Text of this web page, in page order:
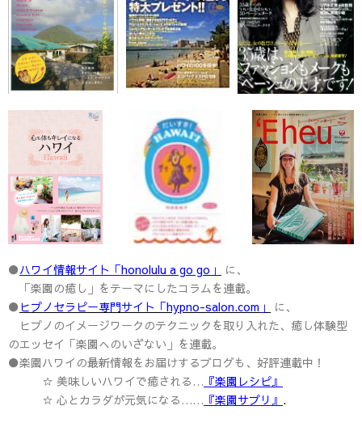
●ハワイ情報サイト「honolulu a go go」
に、
「楽園の癒し」をテーマにしたコラムを連載。
●ヒプノセラピー専門サイト「hypno-salon.com」
に、
ヒプノのイメージワークのテクニックを取り入れた、癒し体験型
のエッセイ「楽園へのいざない」を連載。
●楽園ハワイの最新情報をお届けするブログも、好評連載中！
☆ 美味しいハワイで癒される… 『楽園レシピ』
☆ 心とカラダが元気になる…… 『楽園サプリ』 .